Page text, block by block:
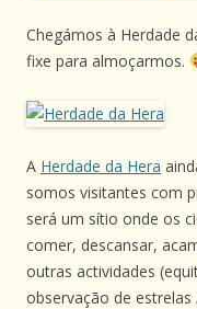
Chegámos à Herdade
fixe para almoçarmos.
A Herdade da Hera
somos visitantes com
será um sítio onde os
comer, descansar,
outras actividades
observação de